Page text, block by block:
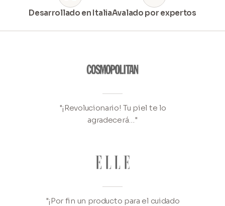
Desarrollado en ItaliaAvalado por expertos
"¡Revolucionario! Tu piel te lo
agradecerá…"
"¡Por fin un producto para el cuidado